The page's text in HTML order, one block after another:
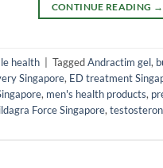
CONTINUE READING →
health TaggedAndractim gel,
Singapore, ED treatment
, men's health products,
Force Singapore,